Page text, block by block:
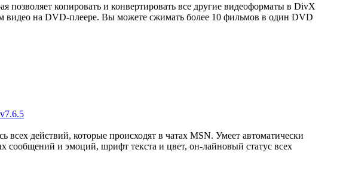
позволяет копировать и конвертировать все другие видеоформаты в DivX
видео на DVD-плеере. Вы можете сжимать более 10 фильмов в один DVD
всех действий, которые происходят в чатах MSN. Умеет автоматически
сообщений и эмоций, шрифт текста и цвет, он-лайновый статус всех